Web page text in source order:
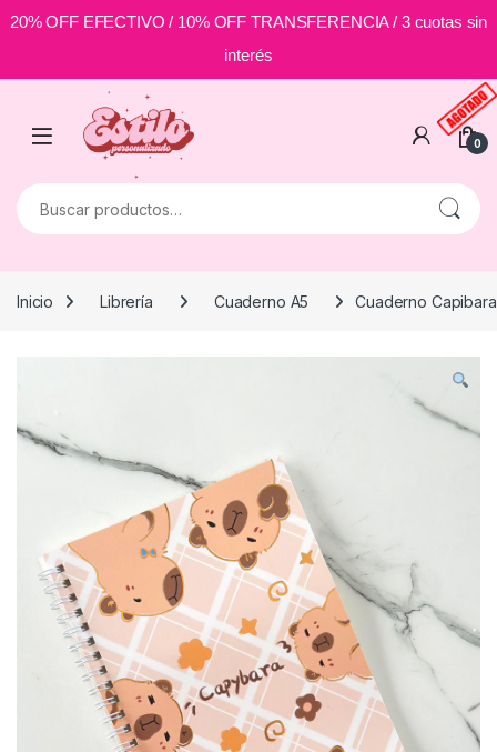
20% OFF EFECTIVO / 10% OFF TRANSFERENCIA / 3 cuotas sin
interés
Skip to navigation
0
Buscar por:
Inicio Librería Cuaderno A5 Cuaderno Capibara